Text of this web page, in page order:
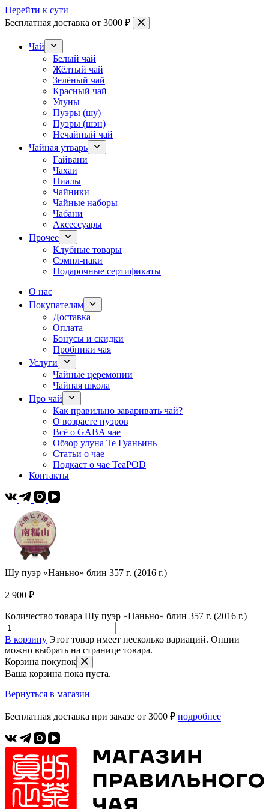
Перейти к сути
Бесплатная доставка от 3000 ₽
Чай
Белый чай
Жёлтый чай
Зелёный чай
Красный чай
Улуны
Пуэры (шу)
Пуэры (шэн)
Нечайный чай
Чайная утварь
Гайвани
Чахаи
Пиалы
Чайники
Чайные наборы
Чабани
Аксессуары
Прочее
Клубные товары
Сэмпл-паки
Подарочные сертификаты
О нас
Покупателям
Доставка
Оплата
Бонусы и скидки
Пробники чая
Услуги
Чайные церемонии
Чайная школа
Про чай
Как правильно заваривать чай?
О возрасте пуэров
Всё о GABA чае
Обзор улуна Те Гуаньинь
Статьи о чае
Подкаст о чае TeaPOD
Контакты
Шу пуэр «Наньно» блин 357 г. (2016 г.)
2 900 ₽
Количество товара Шу пуэр «Наньно» блин 357 г. (2016 г.)
В корзину Этот товар имеет несколько вариаций. Опции
можно выбрать на странице товара.
Корзина покупок
Ваша корзина пока пуста.
Вернуться в магазин
Бесплатная доставка при заказе от 3000 ₽ подробнее